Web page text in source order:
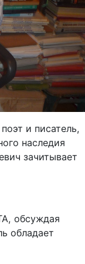
и писатель,
наследия
зачитывает
обсуждая
обладает